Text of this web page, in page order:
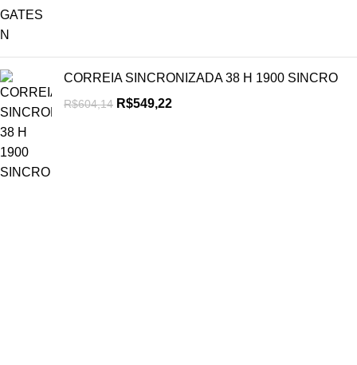
CORREIA SINCRONIZADA 38 H 1900 SINCRO
R$604,14 R$549,22